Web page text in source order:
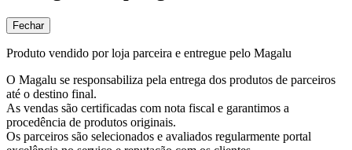
Fechar
Produto vendido por loja parceira e entregue pelo Magalu
O Magalu se responsabiliza pela entrega dos produtos de parceiros
até o destino final.
As vendas são certificadas com nota fiscal e garantimos a
procedência de produtos originais.
Os parceiros são selecionados e avaliados regularmente portal